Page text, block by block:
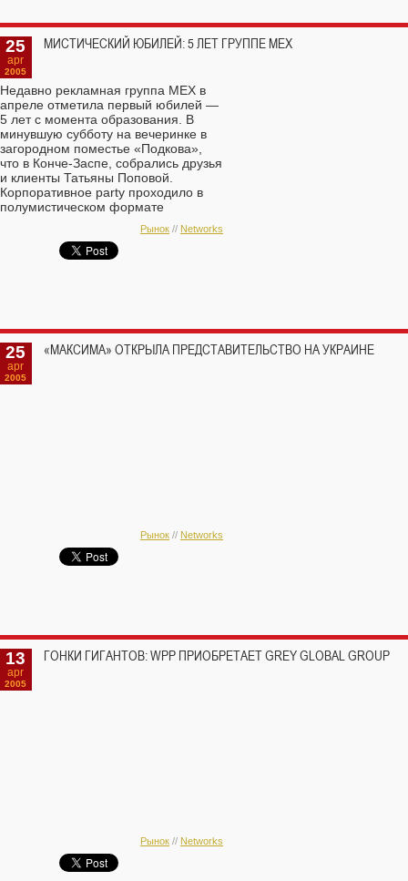
MПГ-Украина. Пикантный
момент: по информации AdReport,
заинтересованность в покупке
этих агентств проявляет
крупнейший российский
рекламный предприниматель,
владелец холдинга АDV Group и
сети агентств Sales Up
/MPG Дмитрий Коробков.
25
apr
2005
МИСТИЧЕСКИЙ ЮБИЛЕЙ: 5 ЛЕТ ГРУППЕ МЕХ
Недавно рекламная группа МЕХ в
апреле отметила первый юбилей —
5 лет с момента образования. В
минувшую субботу на вечеринке в
загородном поместье «Подкова»,
что в Конче-Заспе, собрались друзья
и клиенты Татьяны Поповой.
Корпоративное party проходило в
полумистическом формате
Рынок // Networks
25
apr
2005
«МАКСИМА» ОТКРЫЛА ПРЕДСТАВИТЕЛЬСТВО НА УКРАИНЕ
Рынок // Networks
13
apr
2005
ГОНКИ ГИГАНТОВ: WPP ПРИОБРЕТАЕТ GREY GLOBAL GROUP
Рынок // Networks